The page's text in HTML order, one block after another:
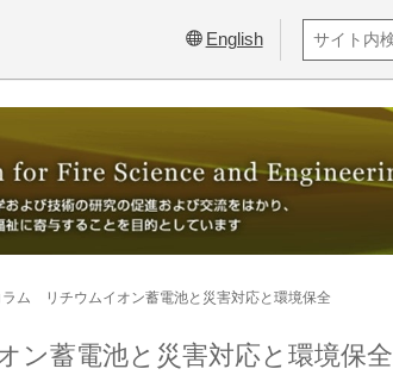
English
ラム リチウムイオン蓄電池と災害対応と環境保全
蓄電池と災害対応と環境保全